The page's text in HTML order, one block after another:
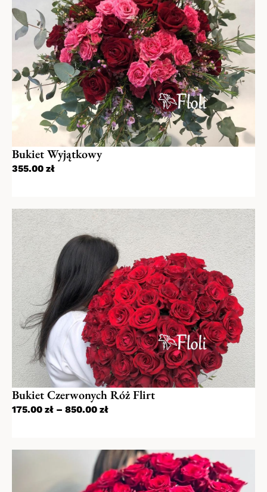
Zamówienia dostarczane są pod wskazany
adres w wyznaczonym terminie przez
naszych kurierów. Jeśli dostawa ma być na
konkretną godzinę bardzo prosimy umieścić
taką informację w komentarzu.
Istnieje też możliwość odbioru własnego w
jednej z naszych kwiaciarni stacjonarnych (w
godzinach pracy kwiaciarni). Prosimy o
zaznaczenie dogodnej formy podczas
składania zamówienia.
Bukiet Wyjątkowy
355.00 zł
Bukiet Czerwonych Róż Flirt
175.00 zł – 850.00 zł